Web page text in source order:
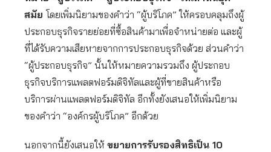
สมัย โดยเพิ่มนิยามของคำว่า “ผู้บริโภค” ให้ครอบคลุมถึงผู้
ประกอบธุรกิจรายย่อยที่ซื้อสินค้ามาเพื่อจำหน่ายต่อ และผู้
ที่ได้รับความเสียหายจากการประกอบธุรกิจด้วย ส่วนคำว่า
“ผู้ประกอบธุรกิจ” นั้นให้หมายความรวมถึง ผู้ประกอบ
ธุรกิจบริการแพลตฟอร์มดิจิทัลและผู้ที่ขายสินค้าหรือ
บริการผ่านแพลตฟอร์มดิจิทัล อีกทั้งยังเสนอให้เพิ่มนิยาม
ของคำว่า “องค์กรผู้บริโภค” อีกด้วย
นอกจากนี้ยังเสนอให้ ขยายการรับรองสิทธิเป็น 10